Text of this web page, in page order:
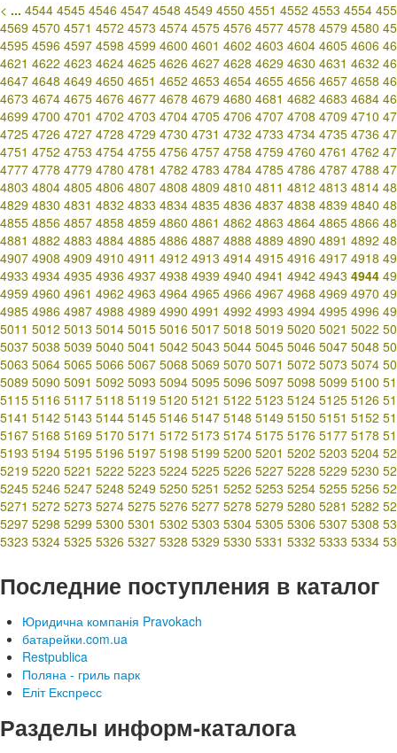
< ... 4544 4545 4546 4547 4548 4549 4550 4551 4552 4553 4554
4569 4570 4571 4572 4573 4574 4575 4576 4577 4578 4579 4580
4595 4596 4597 4598 4599 4600 4601 4602 4603 4604 4605 4606
4621 4622 4623 4624 4625 4626 4627 4628 4629 4630 4631 4632
4647 4648 4649 4650 4651 4652 4653 4654 4655 4656 4657 4658
4673 4674 4675 4676 4677 4678 4679 4680 4681 4682 4683 4684
4699 4700 4701 4702 4703 4704 4705 4706 4707 4708 4709 4710
4725 4726 4727 4728 4729 4730 4731 4732 4733 4734 4735 4736
4751 4752 4753 4754 4755 4756 4757 4758 4759 4760 4761 4762
4777 4778 4779 4780 4781 4782 4783 4784 4785 4786 4787 4788
4803 4804 4805 4806 4807 4808 4809 4810 4811 4812 4813 4814
4829 4830 4831 4832 4833 4834 4835 4836 4837 4838 4839 4840
4855 4856 4857 4858 4859 4860 4861 4862 4863 4864 4865 4866
4881 4882 4883 4884 4885 4886 4887 4888 4889 4890 4891 4892
4907 4908 4909 4910 4911 4912 4913 4914 4915 4916 4917 4918
4933 4934 4935 4936 4937 4938 4939 4940 4941 4942 4943 4944
4959 4960 4961 4962 4963 4964 4965 4966 4967 4968 4969 4970
4985 4986 4987 4988 4989 4990 4991 4992 4993 4994 4995 4996
5011 5012 5013 5014 5015 5016 5017 5018 5019 5020 5021 5022
5037 5038 5039 5040 5041 5042 5043 5044 5045 5046 5047 5048
5063 5064 5065 5066 5067 5068 5069 5070 5071 5072 5073 5074
5089 5090 5091 5092 5093 5094 5095 5096 5097 5098 5099 5100
5115 5116 5117 5118 5119 5120 5121 5122 5123 5124 5125 5126
5141 5142 5143 5144 5145 5146 5147 5148 5149 5150 5151 5152
5167 5168 5169 5170 5171 5172 5173 5174 5175 5176 5177 5178
5193 5194 5195 5196 5197 5198 5199 5200 5201 5202 5203 5204
5219 5220 5221 5222 5223 5224 5225 5226 5227 5228 5229 5230
5245 5246 5247 5248 5249 5250 5251 5252 5253 5254 5255 5256
5271 5272 5273 5274 5275 5276 5277 5278 5279 5280 5281 5282
5297 5298 5299 5300 5301 5302 5303 5304 5305 5306 5307 5308
5323 5324 5325 5326 5327 5328 5329 5330 5331 5332 5333 5334
Последние поступления в каталог
Юридична компанія Pravokach
батарейки.com.ua
Restpublica
Поляна - гриль парк
Еліт Експресс
Разделы информ-каталога